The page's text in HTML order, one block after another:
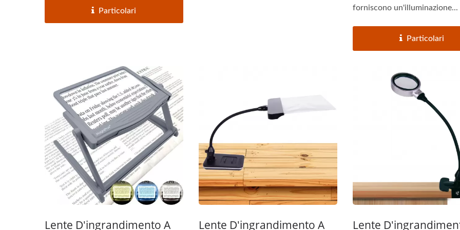
Particolari forniscono un'illuminazione...
Particolari
Lente D'ingrandimento A Lente D'ingrandimento A Lente